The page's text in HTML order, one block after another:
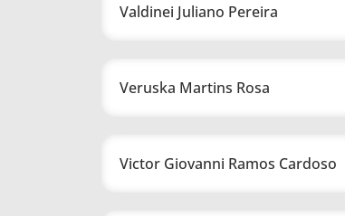
Valdinei Juliano Pereira
Veruska Martins Rosa
Victor Giovanni Ramos Cardoso